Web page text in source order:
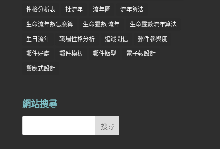
性格分析表
批流年 流年圖
流年算法
生命流年數怎麼算
生命靈數 流年
生命靈數流年算法
生日流年
職場性格分析 追蹤開信
郵件參與度
郵件好處
郵件模板 郵件版型
電子報設計
響應式設計
網站搜尋